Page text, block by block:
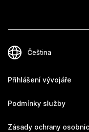
Přihlášení vývojáře
Podmínky služby
Zásady ochrany